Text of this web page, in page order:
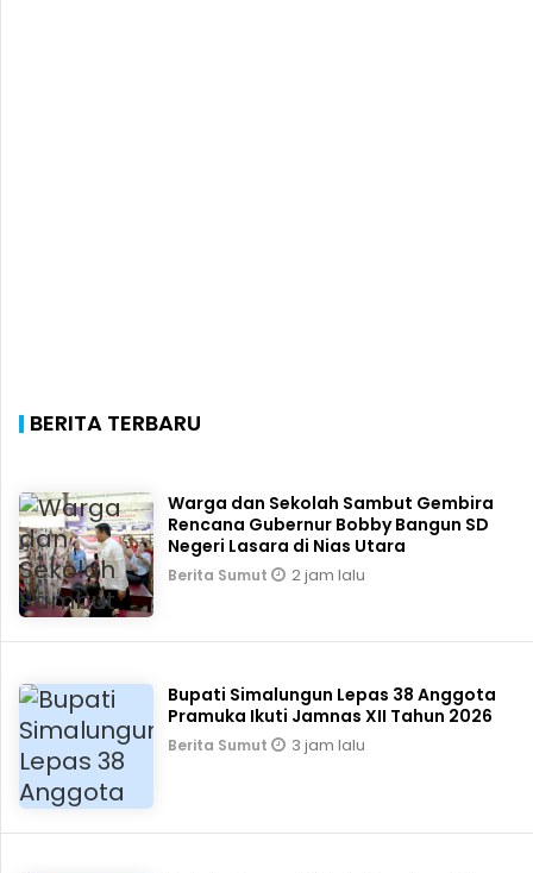
BERITA TERBARU
Warga dan Sekolah Sambut Gembira
Rencana Gubernur Bobby Bangun SD
Negeri Lasara di Nias Utara
Berita Sumut 2 jam lalu
Bupati Simalungun Lepas 38 Anggota
Pramuka Ikuti Jamnas XII Tahun 2026
Berita Sumut 3 jam lalu